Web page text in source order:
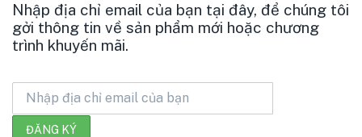
Nhập địa chỉ email của bạn tại đây, để chúng tôi
gởi thông tin về sản phẩm mới hoặc chương
trình khuyến mãi.